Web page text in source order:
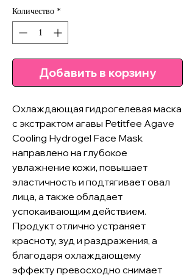
Количество *
Добавить в корзину
Охлаждающая гидрогелевая маска
с экстрактом агавы Petitfee Agave
Cooling Hydrogel Face Mask
направлено на глубокое
увлажнение кожи, повышает
эластичность и подтягивает овал
лица, а также обладает
успокаивающим действием.
Продукт отлично устраняет
красноту, зуд и раздражения, а
благодаря охлаждающему
эффекту превосходно снимает